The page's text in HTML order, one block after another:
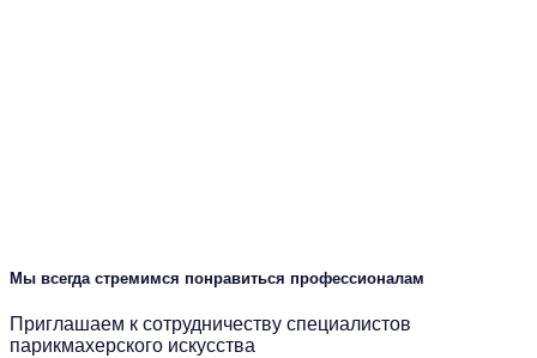
Мы всегда стремимся понравиться профессионалам
Приглашаем к сотрудничеству специалистов
парикмахерского искусства